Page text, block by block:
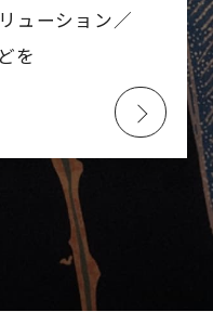
ューション／
を